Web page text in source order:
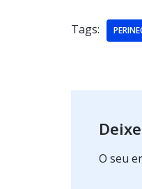
Tags:
O seu